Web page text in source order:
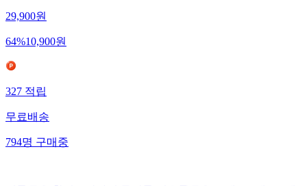
29,900원
64%10,900원
327적립
무료배송
794명구매중